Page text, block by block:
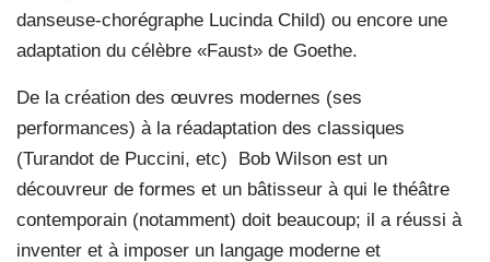
danseuse-chorégraphe Lucinda Child) ou encore une
adaptation du célèbre «Faust» de Goethe.
De la création des œuvres modernes (ses
performances) à la réadaptation des classiques
(Turandot de Puccini, etc) Bob Wilson est un
découvreur de formes et un bâtisseur à qui le théâtre
contemporain (notamment) doit beaucoup; il a réussi à
inventer et à imposer un langage moderne et